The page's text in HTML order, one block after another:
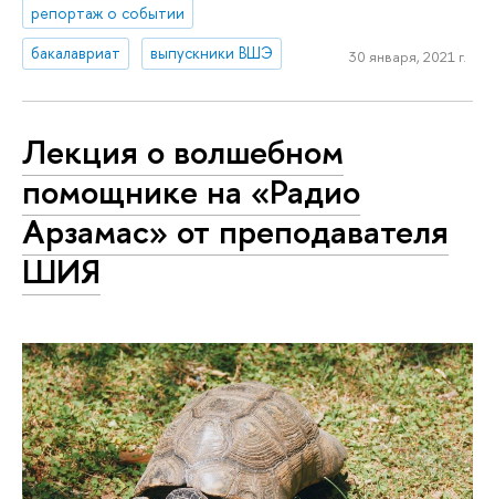
репортаж о событии
бакалавриат
выпускники ВШЭ 30 января, 2021 г.
Лекция о волшебном
помощнике на «Радио
Арзамас» от преподавателя
ШИЯ